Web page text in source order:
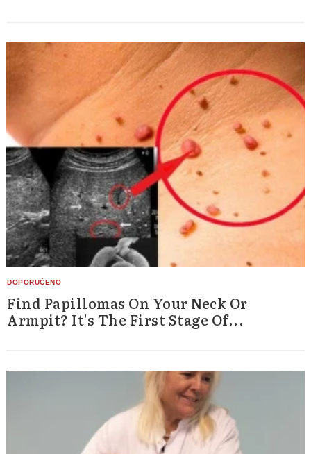
Find Papillomas On Your Neck Or
Armpit? It's The First Stage Of...